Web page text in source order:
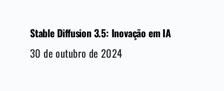
Stable Diffusion 3.5: Inovação em IA
30 de outubro de 2024